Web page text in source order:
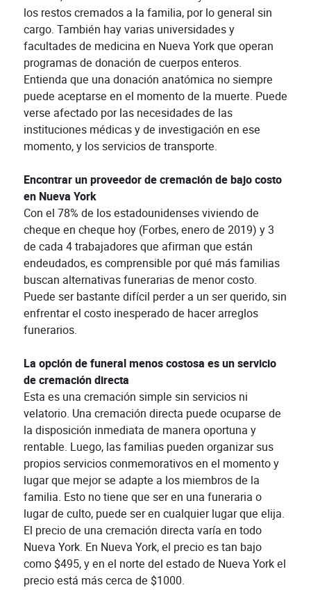
los restos cremados a la familia, por lo general sin
cargo. También hay varias universidades y
facultades de medicina en Nueva York que operan
programas de donación de cuerpos enteros.
Entienda que una donación anatómica no siempre
puede aceptarse en el momento de la muerte. Puede
verse afectado por las necesidades de las
instituciones médicas y de investigación en ese
momento, y los servicios de transporte.
Encontrar un proveedor de cremación de bajo costo
en Nueva York
Con el 78% de los estadounidenses viviendo de
cheque en cheque hoy (Forbes, enero de 2019) y 3
de cada 4 trabajadores que afirman que están
endeudados, es comprensible por qué más familias
buscan alternativas funerarias de menor costo.
Puede ser bastante difícil perder a un ser querido, sin
enfrentar el costo inesperado de hacer arreglos
funerarios.
La opción de funeral menos costosa es un servicio
de cremación directa
Esta es una cremación simple sin servicios ni
velatorio. Una cremación directa puede ocuparse de
la disposición inmediata de manera oportuna y
rentable. Luego, las familias pueden organizar sus
propios servicios conmemorativos en el momento y
lugar que mejor se adapte a los miembros de la
familia. Esto no tiene que ser en una funeraria o
lugar de culto, puede ser en cualquier lugar que elija.
El precio de una cremación directa varía en todo
Nueva York. En Nueva York, el precio es tan bajo
como $495, y en el norte del estado de Nueva York el
precio está más cerca de $1000.